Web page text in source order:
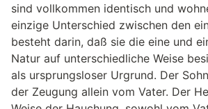
sind vollkommen identisch und
einzige Unterschied zwischen den
besteht darin, daß sie die eine und
Natur auf unterschiedliche Weise
als ursprungsloser Urgrund. Der
der Zeugung allein vom Vater. Der